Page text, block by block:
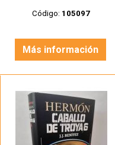
Código: 105097
Más información